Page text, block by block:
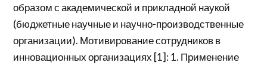
образом с академической и прикладной наукой
(бюджетные научные и научно-производственные
организации). Мотивирование сотрудников в
инновационных организациях [1]: 1. Применение